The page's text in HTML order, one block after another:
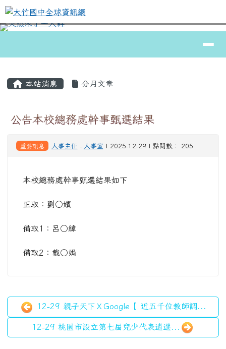
跳至主內容區
大竹國中全球資訊網
⏸
本站消息 分月文章
公告本校總務處幹事甄選結果
重要訊息 人事主任 - 人事室 | 2025-12-29 | 點閱數： 205
本校總務處幹事甄選結果如下
正取：劉○嬪
備取1：呂○緯
備取2：戴○娟
12-29 親子天下ＸGoogle【 近五千位教師調...
12-29 桃園市設立第七屆兒少代表遴選...